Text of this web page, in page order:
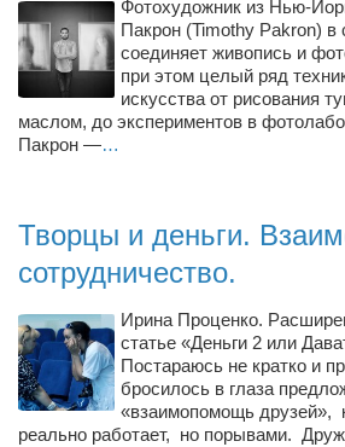
Конкурсы
Фестиваль. Конкурс «Колибри» 2017
Конкурс «Колибри» 2016
Конкурс «Колибри» 2015
Конкурс «Колибри — детям!» 2014
Конкурс «Колибри» 2013
Интервью
Афиша
Афиша Киев
Фотохудожник из Нью-
Пакрон (Timothy Pakron) в
соединяет живопись и
при этом целый ряд
искусства от рисования
маслом, до экспериментов в
Пакрон —…
Творцы и деньги.
сотрудничество.
Ирина Проценко.
статье «Деньги 2 или
Постараюсь не кратко и
бросилось в глаза
«взаимопомощь друзей»,
реально работает, но порывами.